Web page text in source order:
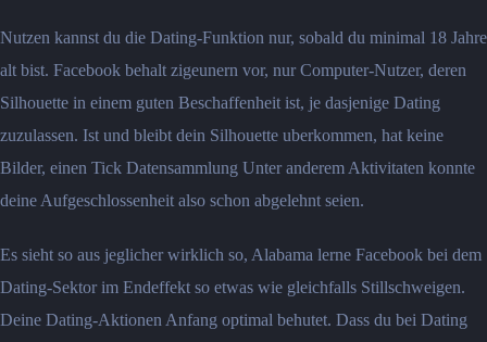
Nutzen kannst du die Dating-Funktion nur, sobald du minimal 18 Jahre
alt bist. Facebook behalt zigeunern vor, nur Computer-Nutzer, deren
Silhouette in einem guten Beschaffenheit ist, je dasjenige Dating
zuzulassen. Ist und bleibt dein Silhouette uberkommen, hat keine
Bilder, einen Tick Datensammlung Unter anderem Aktivitaten konnte
deine Aufgeschlossenheit also schon abgelehnt seien.
Es sieht so aus jeglicher wirklich so, Alabama lerne Facebook bei dem
Dating-Sektor im Endeffekt so etwas wie gleichfalls Stillschweigen.
Deine Dating-Aktionen Anfang optimal behutet. Dass du bei Dating